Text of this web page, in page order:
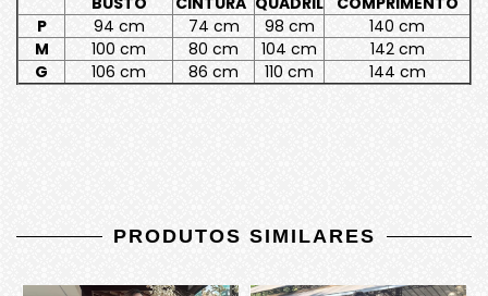
P
94 cm 74 cm 98 cm
140 cm
M
100 cm 80 cm 104 cm
142 cm
G
106 cm 86 cm 110 cm 144 cm
PRODUTOS SIMILARES